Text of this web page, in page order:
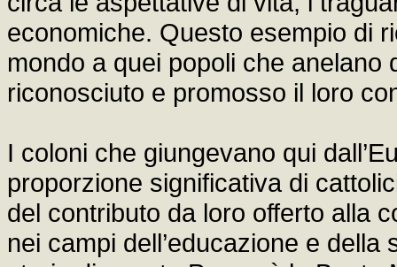
economiche. Questo esempio di
mondo a quei popoli che anelano
riconosciuto e promosso il loro
I coloni che giungevano qui
proporzione significativa di
del contributo da loro offerto alla
nei campi dell’educazione e